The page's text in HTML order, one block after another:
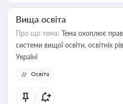
Вища освіта
Про що тема: Тема охоплює
системи вищої освіти, освітніх
Україні
Освіта